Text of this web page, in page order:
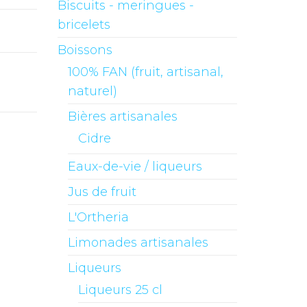
Biscuits - meringues -
bricelets
Boissons
100% FAN (fruit, artisanal,
naturel)
Bières artisanales
Cidre
Eaux-de-vie / liqueurs
Jus de fruit
L'Ortheria
Limonades artisanales
Liqueurs
Liqueurs 25 cl